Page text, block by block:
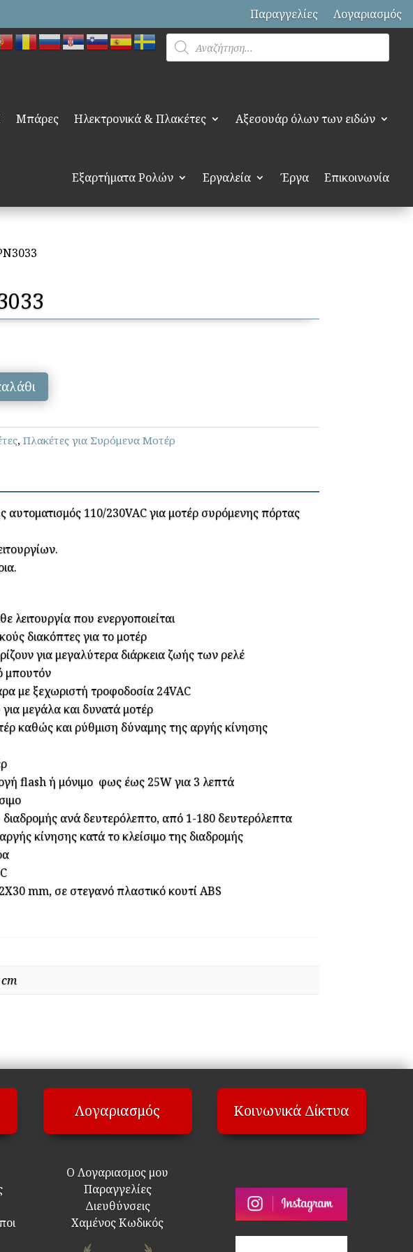
Παραγγελίες
Λογαριασμός
Products
search
Μπάρες Ηλεκτρονικά & Πλακέτες Αξεσουάρ όλων των ειδών
Εξαρτήματα Ρολών Εργαλεία Έργα Επικοινωνία
, Πλακέτες για Συρόμενα Μοτέρ
αυτοματισμός 110/230VAC για μοτέρ συρόμενης πόρτας
λειτουργία που ενεργοποιείται
διακόπτες για το μοτέρ
για μεγαλύτερα διάρκεια ζωής των ρελέ
μπουτόν
με ξεχωριστή τροφοδοσία 24VAC
μεγάλα και δυνατά μοτέρ
καθώς και ρύθμιση δύναμης της αργής κίνησης
flash ή μόνιμο φως έως 25W για 3 λεπτά
ανά δευτερόλεπτο, από 1-180 δευτερόλεπτα
κίνησης κατά το κλείσιμο της διαδρομής
mm, σε στεγανό πλαστικό κουτί ABS
Λογαριασμός
Ο Λογαριασμος μου
Παραγγελίες
Διευθύνσεις
Χαμένος Κωδικός
Κοινωνικά Δίκτυα